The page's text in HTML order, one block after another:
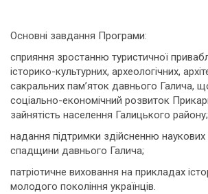
Основні завдання Програми:
сприяння зростанню туристичної
історико-культурних, археологічних,
сакральних пам’яток давнього Галича,
соціально-економічний розвиток
зайнятість населення Галицького району;
надання підтримки здійсненню
спадщини давнього Галича;
патріотичне виховання на прикладах
молодого покоління українців.